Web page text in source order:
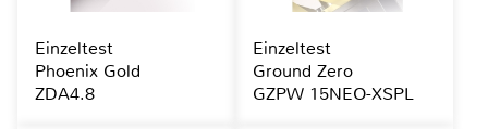
Einzeltest
Phoenix Gold
ZDA4.8
Einzeltest
Ground Zero
GZPW 15NEO-XSPL